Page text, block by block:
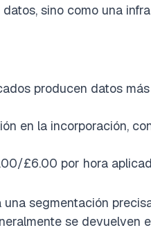
sino como una
producen datos
en la incorporación,
£6.00 por hora
segmentación
se devuelven